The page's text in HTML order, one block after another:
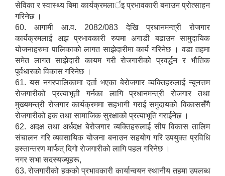
सेविका र स्वास्थ्य बिमा कार्यक्रमलार्इ प्रभावकारी बनाउन प्रोत्साहन
गरिनेछ ।
60. आगामी आ.व. 2082/083 देखि प्रधानमन्त्री रोजगार
कार्यक्रमलाई अझ प्रभावकारी रुपमा अगाडी बढाउन सामुदायिक
योजनाहरुमा पालिकाको लागत साझेदारीमा कार्य गरिनेछ । वडा तहमा
समेत लागत साझेदारी कायम गरी रोजगारीको प्रवर्द्धन र भौतिक
पूर्वधारको विकास गरिनेछ ।
61. यस नगरपालिकामा दर्ता भएका बेरोजगार व्यक्तिहरुलाई न्यूनत्तम
रोजगारीको प्रत्याभूती गर्नका लागि प्रधानमन्त्री रोजगार तथा
मुख्यमन्त्री रोजगार कार्यक्रममा सहभागी गराई समुदायको विकाससँगै
रोजगारीको हक तथा सामाजिक सुरक्षाको प्रत्याभूति गराईनेछ ।
62. अदक्ष तथा अर्धदक्ष बेरोजगार व्यक्तिहरुलाई सीप विकास तालिम
संचालन गरि व्यवसायिक योजना बनाउन सहयोग गरि उपयुक्त प्रविधि
हस्तान्तरण मार्फत् दिगो रोजगारीको लागि पहल गरिनेछ ।
नगर सभा सदस्यज्यूहरू,
63. रोजगारीको हकको प्रभावकारी कार्यान्वयन स्थानीय तहमा उपलब्ध